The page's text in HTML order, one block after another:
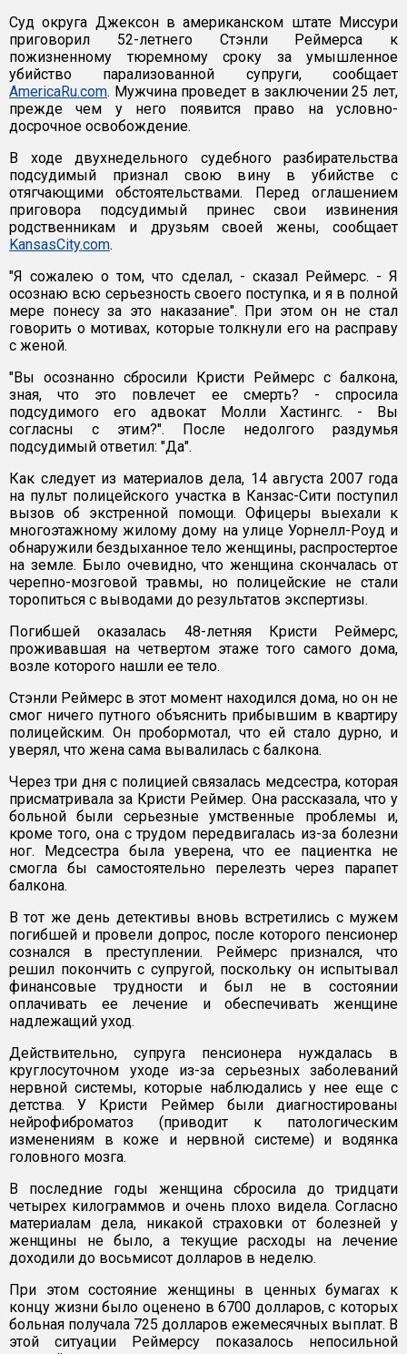
Суд округа Джексон в американском штате Миссури
приговорил 52-летнего Стэнли Реймерса к
пожизненному тюремному сроку за умышленное
убийство парализованной супруги, сообщает
AmericaRu.com. Мужчина проведет в заключении 25 лет,
прежде чем у него появится право на условно-
досрочное освобождение.
В ходе двухнедельного судебного разбирательства
подсудимый признал свою вину в убийстве с
отягчающими обстоятельствами. Перед оглашением
приговора подсудимый принес свои извинения
родственникам и друзьям своей жены, сообщает
KansasCity.com.
"Я сожалею о том, что сделал, - сказал Реймерс. - Я
осознаю всю серьезность своего поступка, и я в полной
мере понесу за это наказание". При этом он не стал
говорить о мотивах, которые толкнули его на расправу
с женой.
"Вы осознанно сбросили Кристи Реймерс с балкона,
зная, что это повлечет ее смерть? - спросила
подсудимого его адвокат Молли Хастингс. - Вы
согласны с этим?". После недолгого раздумья
подсудимый ответил: "Да".
Как следует из материалов дела, 14 августа 2007 года
на пульт полицейского участка в Канзас-Сити поступил
вызов об экстренной помощи. Офицеры выехали к
многоэтажному жилому дому на улице Уорнелл-Роуд и
обнаружили бездыханное тело женщины, распростертое
на земле. Было очевидно, что женщина скончалась от
черепно-мозговой травмы, но полицейские не стали
торопиться с выводами до результатов экспертизы.
Погибшей оказалась 48-летняя Кристи Реймерс,
проживавшая на четвертом этаже того самого дома,
возле которого нашли ее тело.
Стэнли Реймерс в этот момент находился дома, но он не
смог ничего путного объяснить прибывшим в квартиру
полицейским. Он пробормотал, что ей стало дурно, и
уверял, что жена сама вывалилась с балкона.
Через три дня с полицией связалась медсестра, которая
присматривала за Кристи Реймер. Она рассказала, что у
больной были серьезные умственные проблемы и,
кроме того, она с трудом передвигалась из-за болезни
ног. Медсестра была уверена, что ее пациентка не
смогла бы самостоятельно перелезть через парапет
балкона.
В тот же день детективы вновь встретились с мужем
погибшей и провели допрос, после которого пенсионер
сознался в преступлении. Реймерс признался, что
решил покончить с супругой, поскольку он испытывал
финансовые трудности и был не в состоянии
оплачивать ее лечение и обеспечивать женщине
надлежащий уход.
Действительно, супруга пенсионера нуждалась в
круглосуточном уходе из-за серьезных заболеваний
нервной системы, которые наблюдались у нее еще с
детства. У Кристи Реймер были диагностированы
нейрофиброматоз (приводит к патологическим
изменениям в коже и нервной системе) и водянка
головного мозга.
В последние годы женщина сбросила до тридцати
четырех килограммов и очень плохо видела. Согласно
материалам дела, никакой страховки от болезней у
женщины не было, а текущие расходы на лечение
доходили до восьмисот долларов в неделю.
При этом состояние женщины в ценных бумагах к
концу жизни было оценено в 6700 долларов, с которых
больная получала 725 долларов ежемесячных выплат. В
этой ситуации Реймерсу показалось непосильной